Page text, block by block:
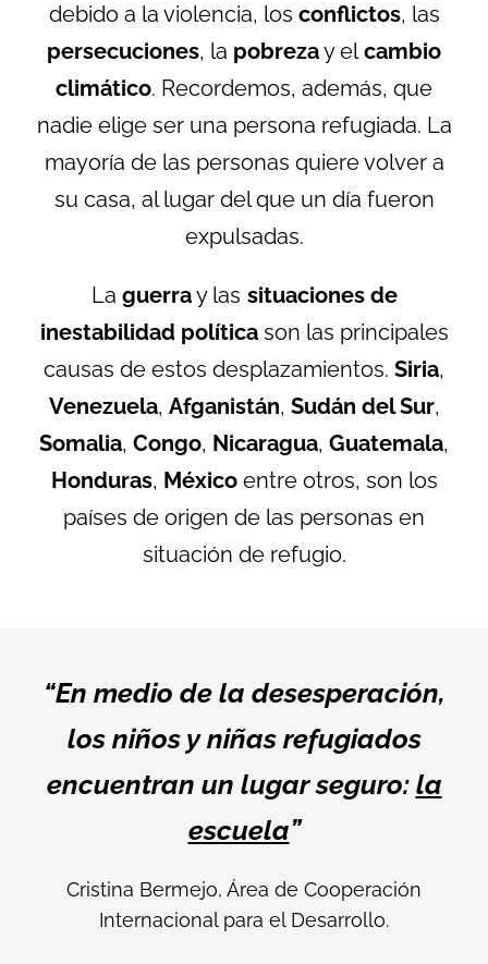
debido a la violencia, los conflictos, las
persecuciones, la pobrezay elcambio
climático. Recordemos, además, que
nadie elige ser una persona refugiada. La
mayoría de las personas quiere volver a
su casa, al lugar del que un día fueron
expulsadas.
La guerray las situaciones de
inestabilidad políticason las principales
causas de estos desplazamientos. Siria,
Venezuela, Afganistán, Sudán del Sur,
Somalia, Congo, Nicaragua, Guatemala,
Honduras, Méxicoentre otros, son los
países de origen de las personas en
situación de refugio.
“En medio de la desesperación,
los niños y niñas refugiados
encuentran un lugar seguro: la
escuela”
Cristina Bermejo, Área de Cooperación
Internacional para el Desarrollo.